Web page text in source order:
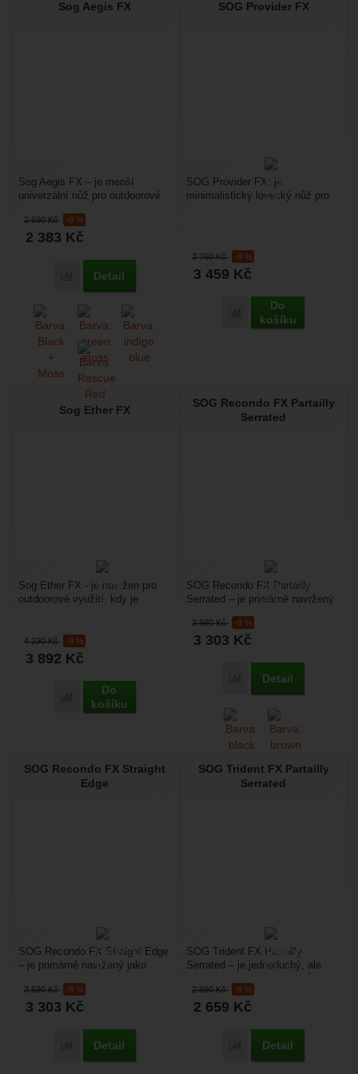
Sog Aegis FX
2 590Kč -8 %
2 383 Kč
Přidat 'Sog Aegis FX' k porovnání
Detail
Sog Aegis FX – je menší
univerzální nůž pro outdoorové
cestování, rybaření...
SOG Provider FX
3 760Kč -8 %
3 459 Kč
Přidat 'SOG Provider
Do
košíku
SOG Provider FX: je
minimalistický lovecký nůž pro
Sog Ether FX
4 230Kč -8 %
3 892 Kč
Přidat 'Sog Ether FX' k porovnání
Do
košíku
Sog Ether FX - je navržen pro
outdoorové využití, kdy je
SOG Recondo FX Partailly
Serrated
3 590Kč -8 %
3 303 Kč
Přidat 'SOG Recondo
Detail
SOG Recondo FX Partailly
Serrated – je primárně navržený
čepelí. Ostří je...
SOG Recondo FX Straight
Edge
3 590Kč -8 %
3 303 Kč
Přidat 'SOG Recondo FX Straight Edge' k porovnání
Detail
SOG Recondo FX Straight Edge
– je primárně navržený jako
vzhledem k...
SOG Trident FX Partailly
Serrated
2 890Kč -8 %
2 659 Kč
Přidat 'SOG Trident FX
Detail
SOG Trident FX Partailly
Serrated – je jednoduchý, ale
tanto čepelí a kombinovaným...